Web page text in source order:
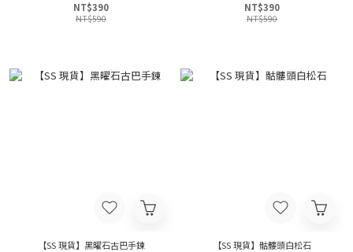
NT$390
NT$590
NT$390
NT$590
【SS 現貨】黑曜石古巴手鍊
【SS 現貨】骷髏頭白松石